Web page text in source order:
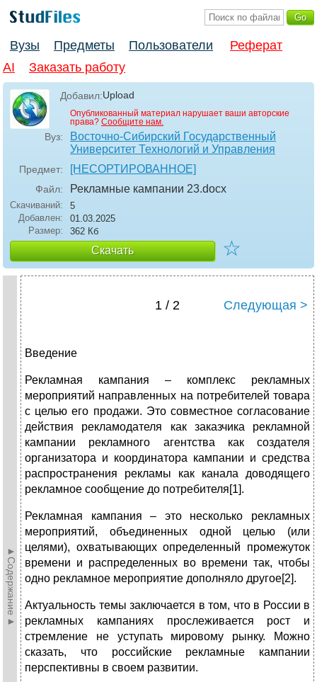
Вузы Предметы Пользователи
Реферат
AI
Заказать работу
Добавил:Upload
Опубликованный материал нарушает ваши авторские
права? Сообщите нам.
Вуз:
Восточно-Сибирский Государственный
Университет Технологий и Управления
Предмет: [НЕСОРТИРОВАННОЕ]
Файл: Рекламные кампании 23.docx
Скачиваний:
5
Добавлен:
01.03.2025
Размер:
362 Кб
Скачать ☆
►Содержание►
1 / 2 Следующая >
Введение
Рекламная кампания – комплекс рекламных
мероприятий направленных на потребителей товара
с целью его продажи. Это совместное согласование
действия рекламодателя как заказчика рекламной
кампании рекламного агентства как создателя
организатора и координатора кампании и средства
распространения рекламы как канала доводящего
рекламное сообщение до потребителя[1].
Рекламная кампания – это несколько рекламных
мероприятий, объединенных одной целью (или
целями), охватывающих определенный промежуток
времени и распределенных во времени так, чтобы
одно рекламное мероприятие дополняло другое[2].
Актуальность темы заключается в том, что в России в
рекламных кампаниях прослеживается рост и
стремление не уступать мировому рынку. Можно
сказать, что российские рекламные кампании
перспективны в своем развитии.